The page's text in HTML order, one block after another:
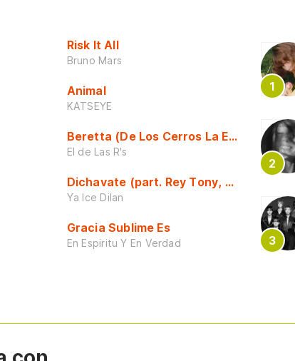
Risk It All
Bruno Mars
Animal
KATSEYE
Beretta (De Los Cerros La Escuela)
El de Las R's
Dichavate (part. Rey Tony, Dj Honda y
Ya Ice Dilan
Gracia Sublime Es
En Espiritu Y En Verdad